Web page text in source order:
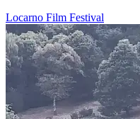
Locarno Film Festival